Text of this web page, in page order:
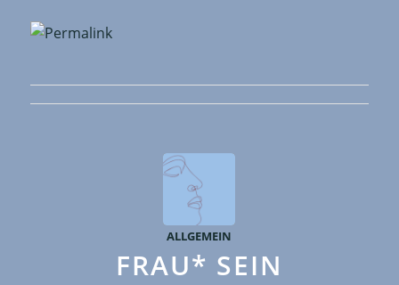
ALLGEMEIN
FRAU* SEIN